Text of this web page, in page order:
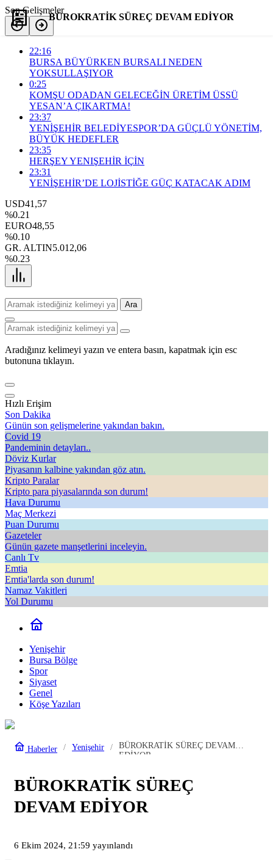
Son Gelişmeler
22:16
BURSA BÜYÜRKEN BURSALI NEDEN
YOKSULLAŞIYOR
0:25
KOMŞU ODADAN GELECEĞİN ÜRETİM ÜSSÜ
YESAN’A ÇIKARTMA!
23:37
YENİŞEHİR BELEDİYESPOR’DA GÜÇLÜ YÖNETİM,
BÜYÜK HEDEFLER
23:35
HERŞEY YENIŞEHİR İÇİN
23:31
YENİŞEHİR’DE LOJİSTİĞE GÜÇ KATACAK ADIM
USD41,57
%0.21
EURO48,55
%0.10
GR. ALTIN5.012,06
%0.23
Ara
Aradığınız kelimeyi yazın ve entera basın, kapatmak için esc
butonuna tıklayın.
Hızlı Erişim
Son Dakika
Günün son gelişmelerine yakından bakın.
Covid 19
Pandeminin detayları..
Döviz Kurlar
Piyasanın kalbine yakından göz atın.
Kripto Paralar
Kripto para piyasalarında son durum!
Hava Durumu
Maç Merkezi
Puan Durumu
Gazeteler
Günün gazete manşetlerini inceleyin.
Canlı Tv
Emtia
Emtia'larda son durum!
Namaz Vakitleri
Yol Durumu
Yenişehir
Bursa Bölge
Spor
Siyaset
Genel
Köşe Yazıları
Haberler Yenişehir
BÜROKRATİK SÜREÇ DEVAM
EDİYOR
BÜROKRATİK SÜREÇ
DEVAM EDİYOR
6 Ekim 2024, 21:59 yayınlandı
BÜROKRATİK SÜREÇ DEVAM EDİYOR
Yorum Yap